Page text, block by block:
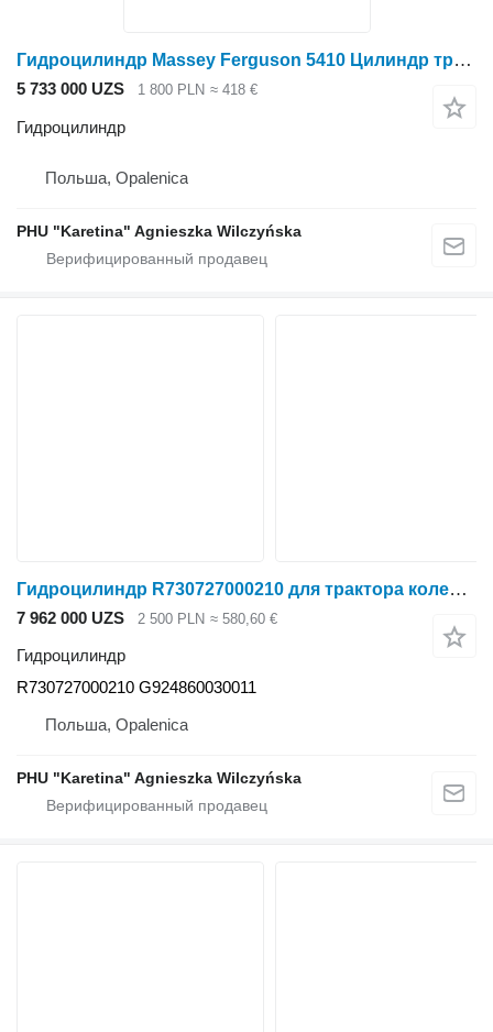
Гидроцилиндр Massey Ferguson 5410 Цилиндр трехточечной подвески 4302693M95 для трактора колесного Massey Ferguson 5410
5 733 000 UZS 1 800 PLN ≈ 418 €
Гидроцилиндр
Польша, Opalenica
PHU "Karetina" Agnieszka Wilczyńska
Гидроцилиндр R730727000210 для трактора колесного Massey Ferguson Massey Fergusson 8450 8460 8470 8480
7 962 000 UZS 2 500 PLN ≈ 580,60 €
Гидроцилиндр
R730727000210 G924860030011
Польша, Opalenica
PHU "Karetina" Agnieszka Wilczyńska